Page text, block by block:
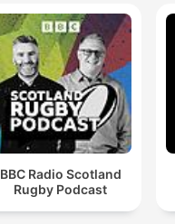
BBC Radio Scotland
Rugby Podcast